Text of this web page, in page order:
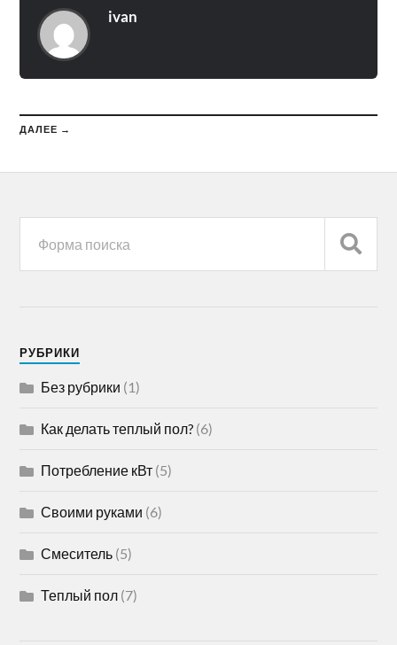
ivan
ДАЛЕЕ →
РУБРИКИ
Без рубрики (1)
Как делать теплый пол? (6)
Потребление кВт (5)
Своими руками (6)
Смеситель (5)
Теплый пол (7)